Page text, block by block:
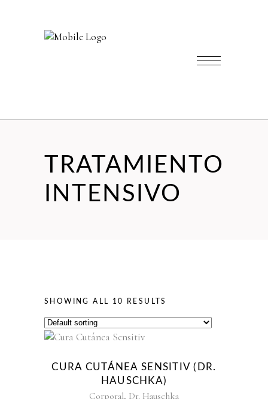
TRATAMIENTO
INTENSIVO
SHOWING ALL 10 RESULTS
CURA CUTÁNEA SENSITIV (DR.
HAUSCHKA)
Corporal, Dr. Hauschka